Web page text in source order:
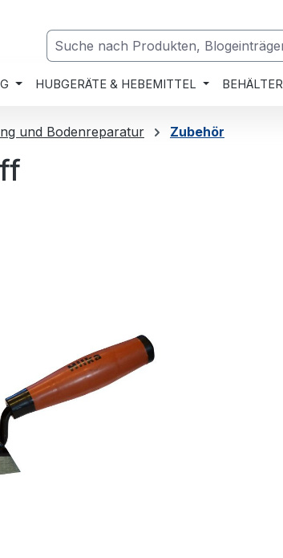
HUBGERÄTE & HEBEMITTEL BEHÄLTER
und Bodenreparatur Zubehör